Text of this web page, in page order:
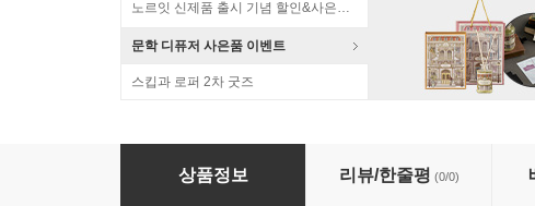
노르잇 신제품 출시 기념 할인&사은품 증정!
문학 디퓨저 사은품 이벤트
스킵과 로퍼 2차 굿즈
프로 강화 유리 디지털 방탄 손목시계 우주인 Black S-
상품정보 리뷰/한줄평 (0/0)